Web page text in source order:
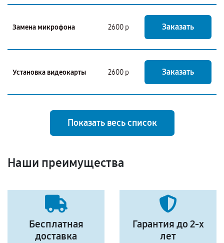
Замена микрофона 2600 р Заказать
Установка видеокарты 2600 р Заказать
Показать весь список
Наши преимущества
Бесплатная
доставка
Гарантия до 2-х
лет